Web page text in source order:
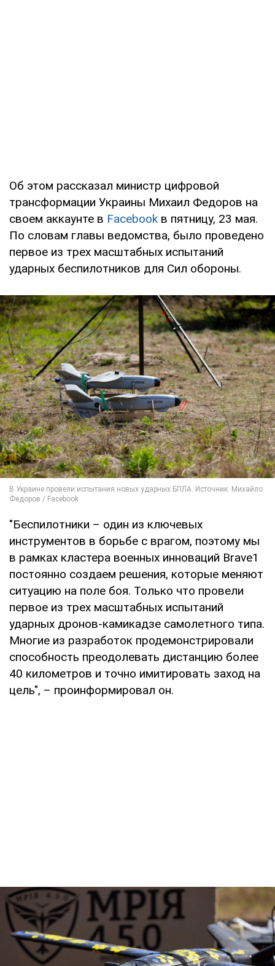
Об этом рассказал министр цифровой
трансформации Украины Михаил Федоров на
своем аккаунте в Facebook в пятницу, 23 мая.
По словам главы ведомства, было проведено
первое из трех масштабных испытаний
ударных беспилотников для Сил обороны.
"Беспилотники – один из ключевых
инструментов в борьбе с врагом, поэтому мы
в рамках кластера военных инноваций Brave1
постоянно создаем решения, которые меняют
ситуацию на поле боя. Только что провели
первое из трех масштабных испытаний
ударных дронов-камикадзе самолетного типа.
Многие из разработок продемонстрировали
способность преодолевать дистанцию более
40 километров и точно имитировать заход на
цель", – проинформировал он.